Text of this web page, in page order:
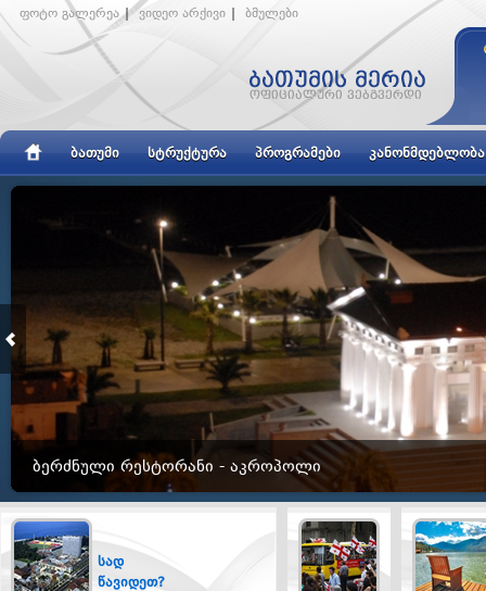
ფოტო გალერეა | ვიდეო არქივი ბმულები
ᲑᲐᲗᲣᲛᲘ ᲡᲢᲠᲣᲥᲢᲣᲠᲐ ᲞᲠᲝᲒᲠᲐᲛᲔᲑᲘ ᲙᲐᲜᲝᲜᲛᲓᲔᲑᲚᲝᲑᲐ
ᲑᲔᲠᲫᲜᲣᲚᲘ ᲠᲔᲡᲢᲝᲠᲐᲜᲘ - ᲐᲙᲠᲝᲞᲝᲚᲘ
სად
წავიდეთ?
ტრანსპორტი